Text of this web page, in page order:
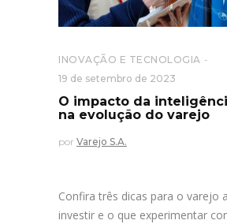
INOVAÇÃO E TECNOLOGIA
19 de setembro de 2023
O impacto da
na evolução do varejo
por Varejo S.A.
Confira três dicas para o varejo
investir e o que experimentar